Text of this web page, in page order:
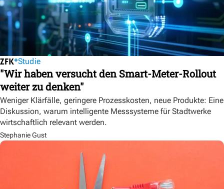
Studie
"Wir haben versucht den Smart-Meter-Rollout
weiter zu denken"
Weniger Klärfälle, geringere Prozesskosten, neue Produkte: Eine
Diskussion, warum intelligente Messsysteme für Stadtwerke
wirtschaftlich relevant werden.
Stephanie Gust